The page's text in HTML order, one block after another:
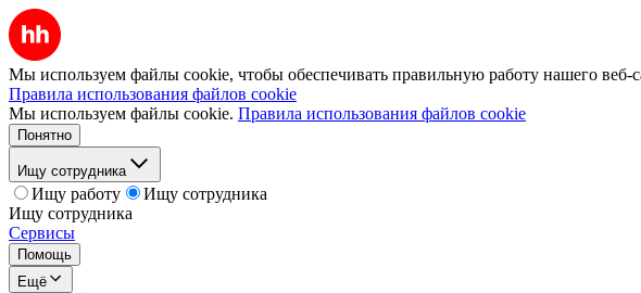
Мы используем файлы cookie, чтобы обеспечивать правильную работу нашего веб-
Правила использования файлов cookie
Мы используем файлы cookie. Правила использования файлов cookie
Понятно
Ищу сотрудника
Ищу работу
Ищу сотрудника
Ищу сотрудника
Сервисы
Помощь
Ещё